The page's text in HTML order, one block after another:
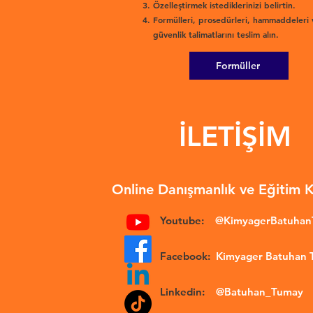
Özelleştirmek istediklerinizi belirtin.
Formülleri, prosedürleri, hammaddeleri
güvenlik talimatlarını teslim alın.
Formüller
İLETİŞİM
Online Danışmanlık ve Eğitim
Youtube:
Facebook: Kimyager Batuhan
Linkedin: @Batuhan_Tumay